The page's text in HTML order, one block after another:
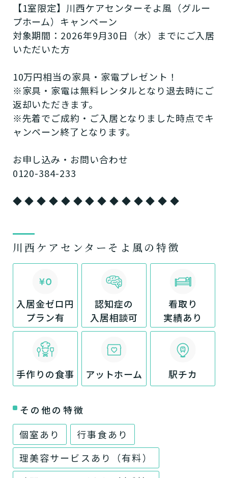
【1室限定】川西ケアセンターそよ風（グルー
プホーム）キャンペーン
対象期間：2026年9月30日（水）までにご入居
いただいた方
10万円相当の家具・家電プレゼント！
※家具・家電は無料レンタルとなり退去時にご
返却いただきます。
※先着でご成約・ご入居となりました時点でキ
ャンペーン終了となります。
お申し込み・お問い合わせ
0120-384-233
◆ ◆ ◆ ◆ ◆ ◆ ◆ ◆ ◆ ◆ ◆ ◆ ◆ ◆
川西ケアセンターそよ風の特徴
入居金ゼロ円
プラン有
認知症の
入居相談可
看取り
実績あり
手作りの食事 アットホーム 駅チカ
その他の特徴
個室あり
行事食あり
理美容サービスあり（有料）